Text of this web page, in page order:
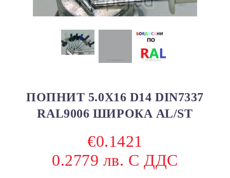
ПОПНИТ 5.0Х16 D14 DIN7337
RAL9006 ШИРОКА AL/ST
€0.1421
0.2779 лв. С ДДС